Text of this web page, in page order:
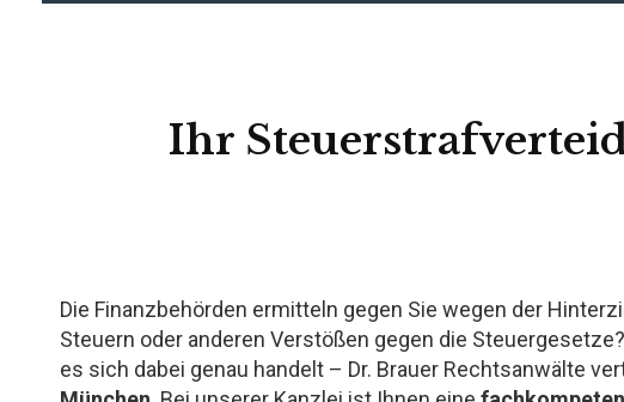
Ihr
Die Finanzbehörden ermitteln gegen Sie wegen der
Steuern oder anderen Verstößen gegen die
es sich dabei genau handelt – Dr. Brauer Rechtsanwälte